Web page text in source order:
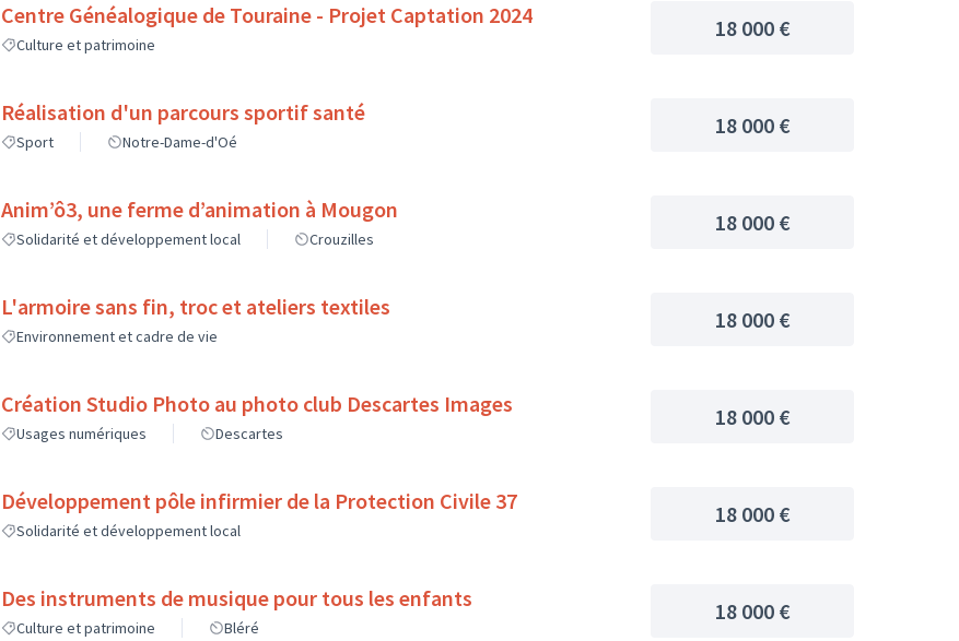
Centre Généalogique de Touraine - Projet Captation 2024
Culture et patrimoine
18 000 €
Réalisation d'un parcours sportif santé
Sport Notre-Dame-d'Oé
18 000 €
Anim’ô3, une ferme d’animation à Mougon
Solidarité et développement local Crouzilles
18 000 €
L'armoire sans fin, troc et ateliers textiles
Environnement et cadre de vie
18 000 €
Création Studio Photo au photo club Descartes Images
Usages numériques Descartes
18 000 €
Développement pôle infirmier de la Protection Civile 37
Solidarité et développement local
18 000 €
Des instruments de musique pour tous les enfants
Culture et patrimoine Bléré
18 000 €